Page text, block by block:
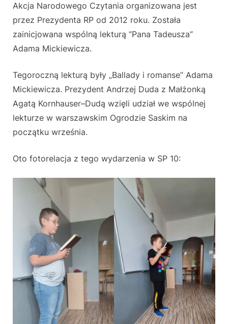
Akcja Narodowego Czytania organizowana jest
przez Prezydenta RP od 2012 roku. Została
zainicjowana wspólną lekturą “Pana Tadeusza”
Adama Mickiewicza.
Tegoroczną lekturą były „Ballady i romanse” Adama
Mickiewicza. Prezydent Andrzej Duda z Małżonką
Agatą Kornhauser–Dudą wzięli udział we wspólnej
lekturze w warszawskim Ogrodzie Saskim na
początku września.
Oto fotorelacja z tego wydarzenia w SP 10: